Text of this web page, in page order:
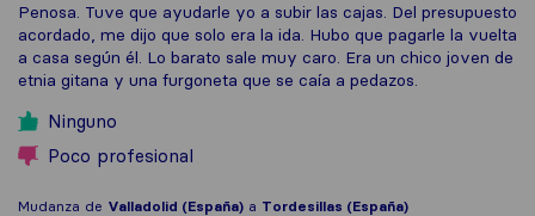
Penosa. Tuve que ayudarle yo a subir las cajas. Del presupuesto
acordado, me dijo que solo era la ida. Hubo que pagarle la vuelta
a casa según él. Lo barato sale muy caro. Era un chico joven de
etnia gitana y una furgoneta que se caía a pedazos.
Ninguno
Poco profesional
Mudanza de Valladolid (España) a Tordesillas (España)